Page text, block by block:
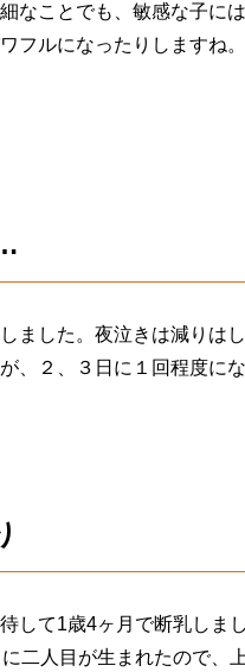
なことでも、敏感な子に
フルになったりしますね
ました。夜泣きは減りは
、２、３日に１回程度にな
して1歳4ヶ月で断乳しま
二人目が生まれたので、